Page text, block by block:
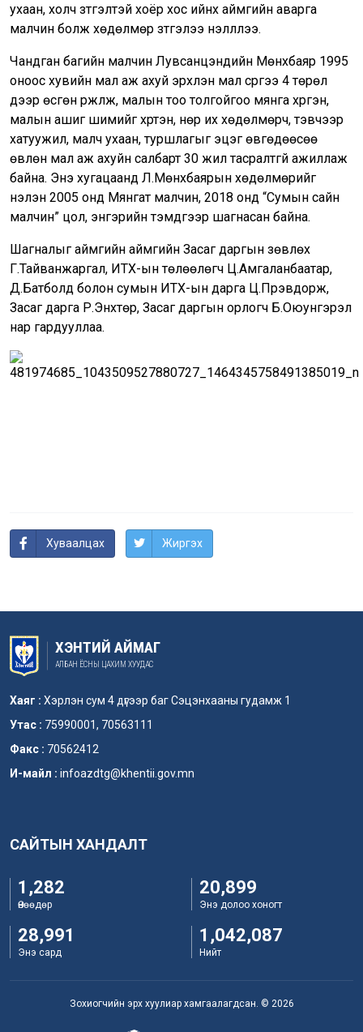
ухаан, холч зүтгэлтэй хоёр хос ийнхүү аймгийн аварга
малчин болж хөдөлмөр зүтгэлээ үнэлүүллээ.
Чандган багийн малчин Лувсанцэндийн Мөнхбаяр 1995
оноос хувийн мал аж ахуй эрхлэн мал сүргээ 4 төрөл
дээр өсгөн үржүүлж, малын тоо толгойгоо мянга хүргэн,
малын ашиг шимийг хүртэн, нөр их хөдөлмөрч, тэвчээр
хатуужил, малч ухаан, туршлагыг эцэг өвгөдөөсөө
өвлөн мал аж ахуйн салбарт 30 жил тасралтгүй ажиллаж
байна. Энэ хугацаанд Л.Мөнхбаярын хөдөлмөрийг
үнэлэн 2005 онд Мянгат малчин, 2018 онд “Сумын сайн
малчин” цол, энгэрийн тэмдгээр шагнасан байна.
Шагналыг аймгийн аймгийн Засаг даргын зөвлөх
Г.Тайванжаргал, ИТХ-ын төлөөлөгч Ц.Амгаланбаатар,
Д.Батболд болон сумын ИТХ-ын дарга Ц.Пүрэвдорж,
Засаг дарга Р.Энхтөр, Засаг даргын орлогч Б.Оюунгэрэл
нар гардууллаа.
Хуваалцах Жиргэх
ХЭНТИЙ АЙМАГ
АЛБАН ЁСНЫ ЦАХИМ ХУУДАС
Хаяг : Хэрлэн сум 4 дүгээр баг Сэцэнхааны гудамж 1
Утас : 75990001, 70563111
Факс : 70562412
И-майл : infoazdtg@khentii.gov.mn
САЙТЫН ХАНДАЛТ
1,282
Өнөөдөр
20,899
Энэ долоо хоногт
28,991
Энэ сард
1,042,087
Нийт
Зохиогчийн эрх хуулиар хамгаалагдсан. © 2026